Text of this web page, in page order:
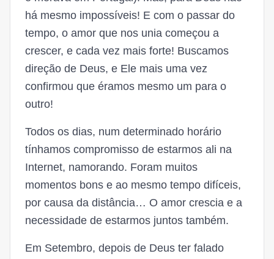
há mesmo impossíveis! E com o passar do
tempo, o amor que nos unia começou a
crescer, e cada vez mais forte! Buscamos
direção de Deus, e Ele mais uma vez
confirmou que éramos mesmo um para o
outro!
Todos os dias, num determinado horário
tínhamos compromisso de estarmos ali na
Internet, namorando. Foram muitos
momentos bons e ao mesmo tempo difíceis,
por causa da distância… O amor crescia e a
necessidade de estarmos juntos também.
Em Setembro, depois de Deus ter falado